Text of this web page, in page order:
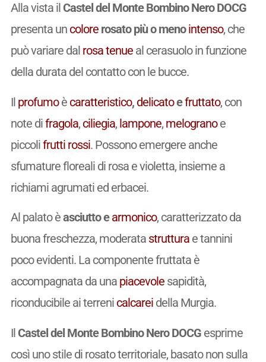
Alla vista il Castel del Monte Bombino Nero DOCG
presenta un colore rosato più o menointenso, che
può variare dal rosa tenueal cerasuolo in funzione
della durata del contatto con le bucce.
Il profumoè caratteristico, delicatoefruttato, con
note difragola, ciliegia, lampone, melogranoe
piccolifrutti rossi. Possono emergere anche
sfumature floreali di rosa e violetta, insieme a
richiami agrumati ed erbacei.
Al palato èasciutto earmonico, caratterizzato da
buona freschezza, moderata strutturae tannini
poco evidenti. La componente fruttata è
accompagnata da una piacevolesapidità,
riconducibile ai terreni calcareidella Murgia.
Il Castel del Monte Bombino Nero DOCGesprime
così uno stile di rosato territoriale, basato non sulla